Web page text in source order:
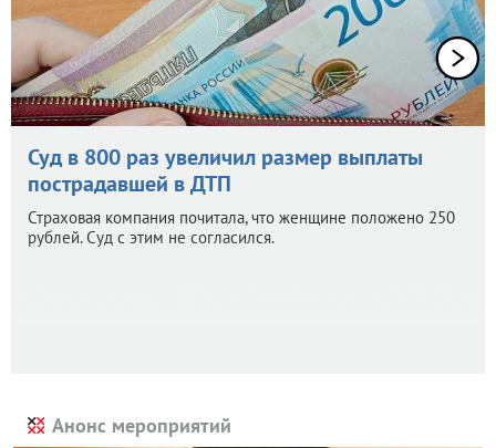
Суд в 800 раз увеличил размер выплаты
пострадавшей в ДТП
Страховая компания почитала, что женщине положено 250
рублей. Суд с этим не согласился.
Анонс мероприятий